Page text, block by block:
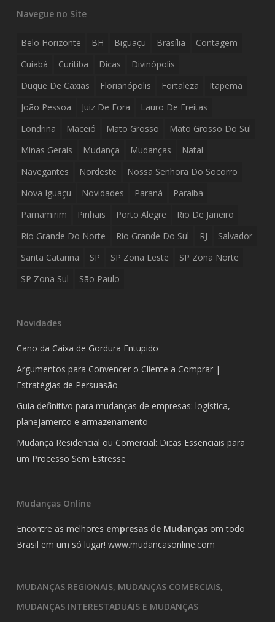
Navegue no Site
Belo Horizonte BH Biguaçu Brasília
Contagem
Cuiabá
Curitiba Dicas
Divinópolis
Duque De Caxias
Florianópolis Fortaleza
Itapema
João Pessoa
Juiz De Fora
Lauro De Freitas
Londrina
Maceió Mato Grosso
Mato Grosso Do Sul
Minas Gerais
Mudança Mudanças
Natal
Navegantes
Nordeste
Nossa Senhora Do Socorro
Nova Iguaçu
Novidades Paraná
Paraíba
Parnamirim
Pinhais Porto Alegre
Rio De Janeiro
Rio Grande Do Norte
Rio Grande Do Sul RJ
Salvador
Santa Catarina
SP SP Zona Leste
SP Zona Norte
SP Zona Sul
São Paulo
Novidades
Cano da Caixa de Gordura Entupido
Argumentos para Convencer o Cliente a Comprar |
Estratégias de Persuasão
Guia definitivo para mudanças de empresas: logística,
planejamento e armazenamento
Mudança Residencial ou Comercial: Dicas Essenciais para
um Processo Sem Estresse
Mudanças Online
Encontre as melhores empresas de Mudançasom todo
Brasil em um só lugar! www.mudancasonline.com
MUDANÇAS REGIONAIS, MUDANÇAS COMERCIAIS,
MUDANÇAS INTERESTADUAIS E MUDANÇAS